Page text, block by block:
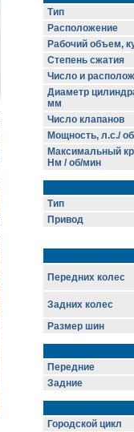
Тип
Расположение
Рабочий объем,
Степень сжатия
Число и
Диаметр
мм
Число клапанов
Мощность, л.с./
Максимальный
Нм / об/мин
Тип
Привод
Передних колес
Задних колес
Размер шин
Передние
Задние
Городской цикл